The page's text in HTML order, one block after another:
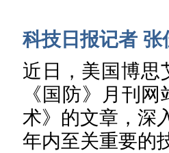
科技日报记者 张
近日，美国博思
《国防》月刊
术》的文章，深
年内至关重要的